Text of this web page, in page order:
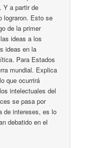
Y a partir de
lograron. Esto se
de la primer
ideas a los
ideas en la
Para Estados
mundial. Explica
que ocurrirá
intelectuales del
se pasa por
de intereses, es lo
debatido en el